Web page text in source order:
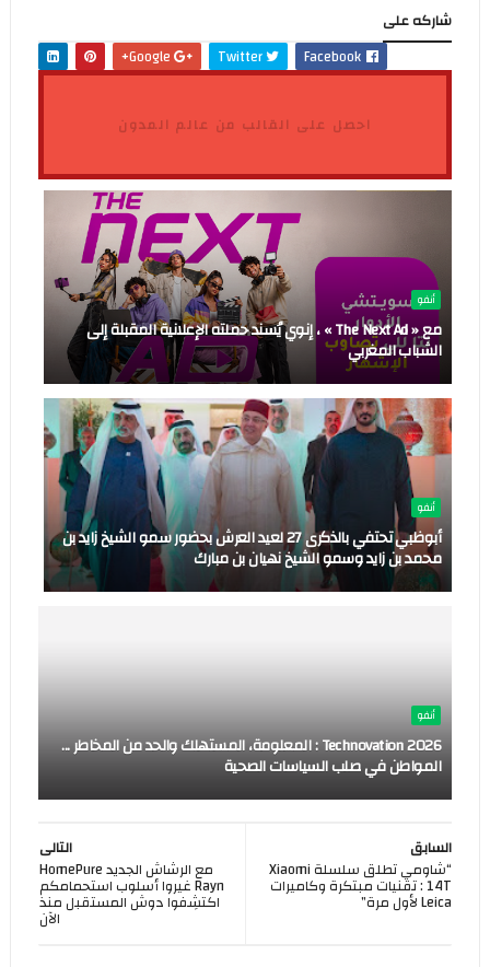
شاركه على
Facebook
Twitter
احصل على القالب من عالم المدون
أنفو
مع « The Next Ad » ، إنوي يُسند حملته الإعلانية المقبلة إلى
الشباب المغربي
أنفو
أبوظبي تحتفي بالذكرى 27 لعيد العرش بحضور سمو الشيخ زايد بن
محمد بن زايد وسمو الشيخ نهيان بن مبارك
أنفو
Technovation 2026 : المعلومة، المستهلك والحد من المخاطر ...
المواطن في صلب السياسات الصحية
التالى
مع الرشاش الجديد HomePure
Rayn غيروا أسلوب استحمامكم
اكتشِفوا دوش المستقبل منذ
الآن
السابق
“شاومي تطلق سلسلة Xiaomi
14T : تقنيات مبتكرة وكاميرات
Leica لأول مرة”